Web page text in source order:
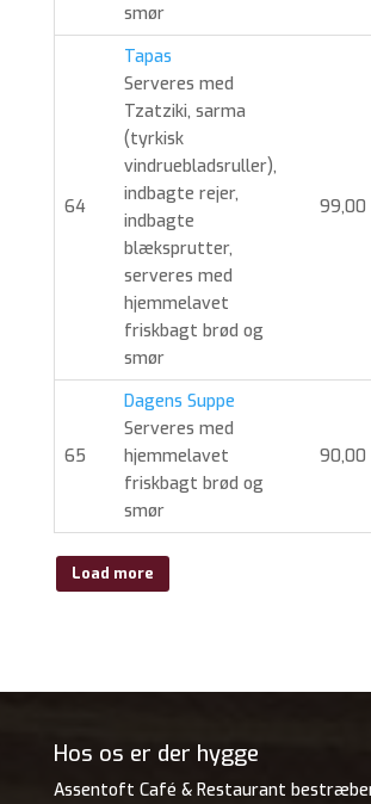
smør
64
Tapas
Serveres med
Tzatziki, sarma
(tyrkisk
vindruebladsruller),
indbagte rejer,
indbagte
blæksprutter,
serveres med
hjemmelavet
friskbagt brød og
smør
99,00
65
Dagens Suppe
Serveres med
hjemmelavet
friskbagt brød og
smør
90,00
Load more
Hos os er der hygge
Assentoft Café & Restaurant